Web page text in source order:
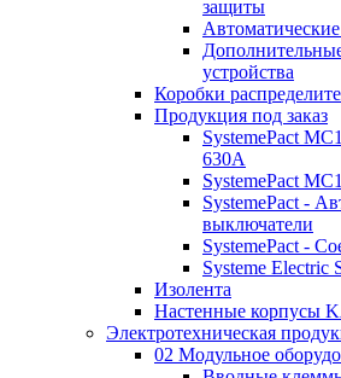
защиты
устройства
Коробки
Продукция под заказ
SystemePact
630A
SystemePact
SystemePact -
выключатели
SystemePact -
Systeme Electric
Изолента
Настенные корпусы
Электротехническая
02 Модульное